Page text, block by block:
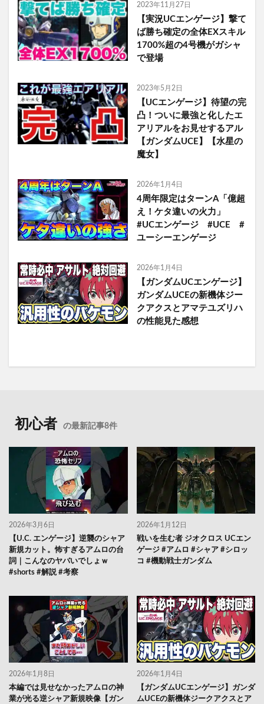
2023年11月27日
【実況UCエンゲージ】撃て
ば勝ち確定の全体EXスキル
1700%超の4号機がガシャ
で登場
2023年5月2日
【UCエンゲージ】待望の完
凸！ついに最強と化したエ
アリアルをお見せするアル
【ガンダムUCE】【水星の
魔女】
2026年1月4日
4周年限定はターンA「億超
え！ケタ違いの火力」
#UCエンゲージ #UCE #
ユーシーエンゲージ
2026年1月4日
【ガンダムUCエンゲージ】
ガンダムUCEの新機体ジー
クアクスとアマテユズリハ
の性能見た感想
初心者 の最新記事8件
2026年3月6日
【U.C. エンゲージ】逆襲のシャア
新規カット。怖すぎるアムロの台
詞｜こんなのヤバいでしょｗ
#shorts #解説 #考察
2026年1月12日
戦いを生む者 ジオクロス UCエン
ゲージ #アムロ #シャア #シロッ
コ #機動戦士ガンダム
2026年1月8日
本編では見せなかったアムロの神
業が光る逆シャア新規映像【ガン
2026年1月4日
【ガンダムUCエンゲージ】ガンダ
ムUCEの新機体ジークアクスとア